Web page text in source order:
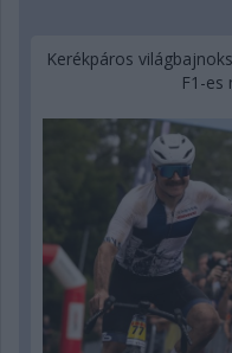
Kerékpáros
F1-es